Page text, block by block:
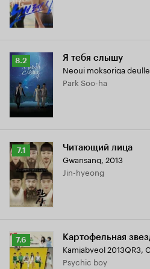
Рейтинг
Кинопоиска
8.2
8.2 Я тебя слышу
Neoui moksoriga
Park Soo-ha
Рейтинг
Кинопоиска
7.1
7.1 Читающий лица
Gwansang, 2013
Jin-hyeong
Рейтинг
Кинопоиска
7.6
7.6 Картофельная
Kamjabyeol 2013QR3,
Psychic boy